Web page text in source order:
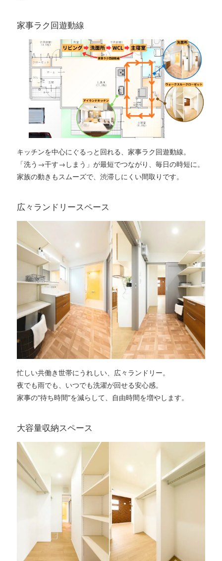
家事ラク回遊動線
キッチンを中心にぐるっと回れる、家事ラク回遊動線。
「洗う→干す→しまう」が最短でつながり、毎日の時短に。
家族の動きもスムーズで、渋滞しにくい間取りです。
広々ランドリースペース
忙しい共働き世帯にうれしい、広々ランドリー。
夜でも雨でも、いつでも洗濯が回せる安心感。
家事の“待ち時間”を減らして、自由時間を増やします。
大容量収納スペース